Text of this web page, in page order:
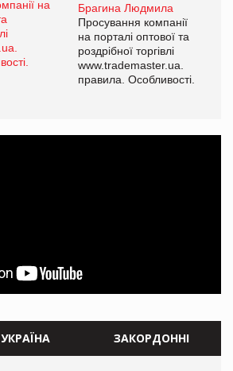
Брагина Людмила
Просування компанії
на порталі оптової та
роздрібної торгівлі
www.trademaster.ua.
правила. Особливості.
УКРАЇНА ЗАКОРДОННІ